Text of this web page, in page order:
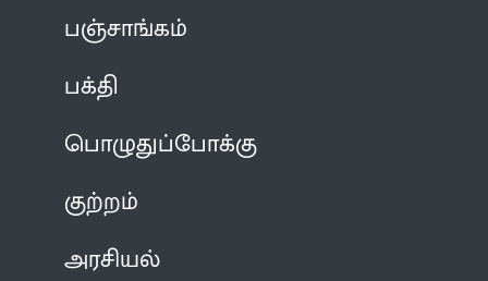
பஞ்சாங்கம்
பக்தி
பொழுதுப்போக்கு
குற்றம்
அரசியல்